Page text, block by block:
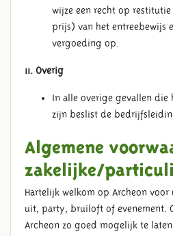
wijze een recht op
prijs) van het entreebewijs
vergoeding op.
11. Overig
In alle overige gevallen
zijn beslist de
Algemene
zakelijke/
Hartelijk welkom op Archeon
uit, party, bruiloft of evenement.
Archeon zo goed mogelijk te